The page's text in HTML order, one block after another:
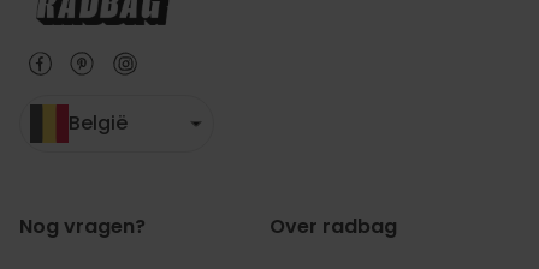
België
Nog vragen? Over radbag